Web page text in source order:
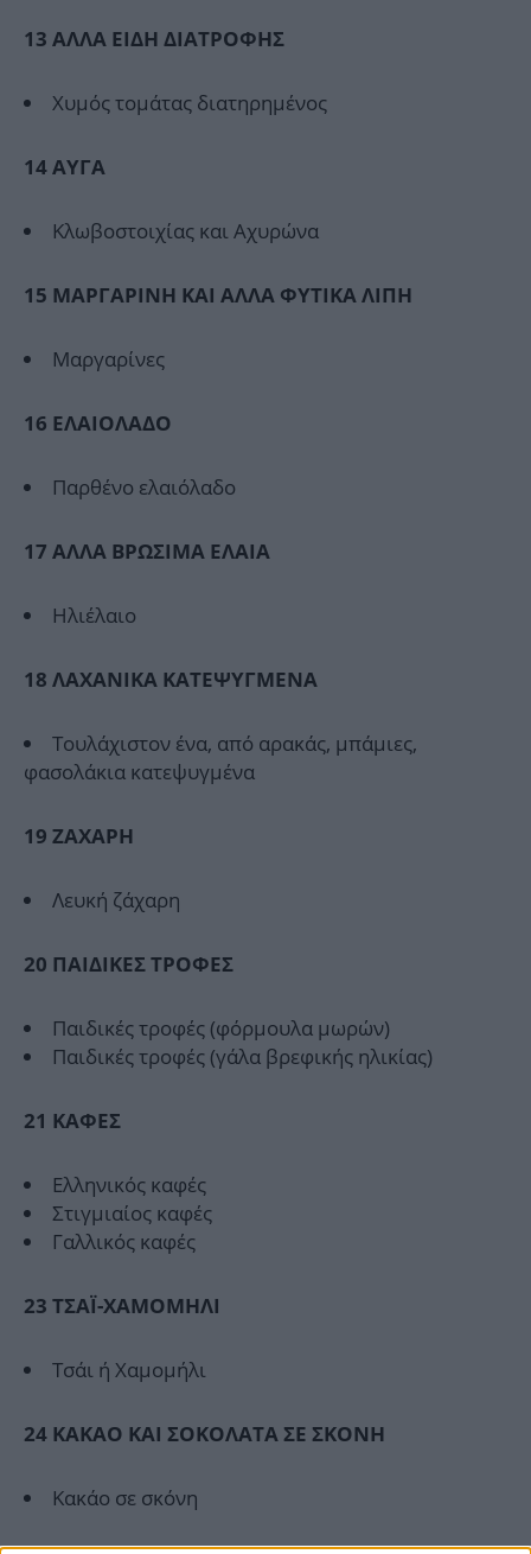
13 ΑΛΛΑ ΕΙΔΗ ΔΙΑΤΡΟΦΗΣ
Χυμός τομάτας διατηρημένος
14 AYΓA
Κλωβοστοιχίας και Αχυρώνα
15 ΜΑΡΓΑΡΙΝΗ ΚΑΙ ΑΛΛΑ ΦΥΤΙΚΑ ΛΙΠΗ
Μαργαρίνες
16 ΕΛΑΙΟΛΑΔΟ
Παρθένο ελαιόλαδο
17 ΑΛΛΑ ΒΡΩΣΙΜΑ ΕΛΑΙΑ
Ηλιέλαιο
18 ΛAXANIKA KATEΨΥΓΜΕΝΑ
Τουλάχιστον ένα, από αρακάς, μπάμιες,
φασολάκια κατεψυγμένα
19 ZAXAPH
Λευκή ζάχαρη
20 ΠΑΙΔΙΚΕΣ ΤΡΟΦΕΣ
Παιδικές τροφές (φόρμουλα μωρών)
Παιδικές τροφές (γάλα βρεφικής ηλικίας)
21 ΚΑΦΕΣ
Ελληνικός καφές
Στιγμιαίος καφές
Γαλλικός καφές
23 ΤΣΑΪ-ΧΑΜΟΜΗΛΙ
Τσάι ή Χαμομήλι
24 KAKAO ΚΑΙ ΣΟΚΟΛΑΤΑ ΣΕ ΣΚΟΝΗ
Κακάο σε σκόνη